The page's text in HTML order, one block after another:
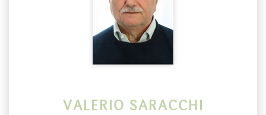
VALERIO SARACCHI